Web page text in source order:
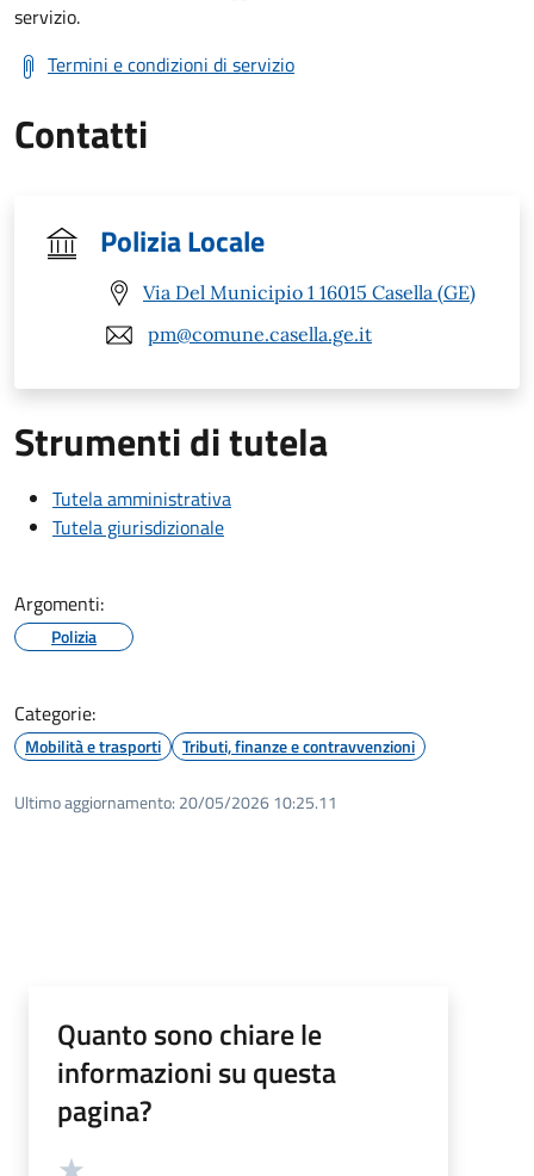
servizio.
Termini e condizioni di servizio
Contatti
Polizia Locale
Via Del Municipio 1 16015 Casella (GE)
pm@comune.casella.ge.it
Strumenti di tutela
Tutela amministrativa
Tutela giurisdizionale
Argomenti:
Polizia
Categorie:
Mobilità e trasporti Tributi, finanze e contravvenzioni
Ultimo aggiornamento: 20/05/2026 10:25.11
Quanto sono chiare le
informazioni su questa
pagina?
Valutazione